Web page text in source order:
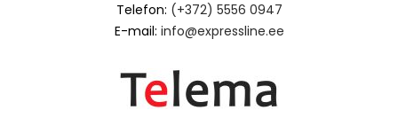
Telefon: (+372) 5556 0947
E-mail: info@expressline.ee